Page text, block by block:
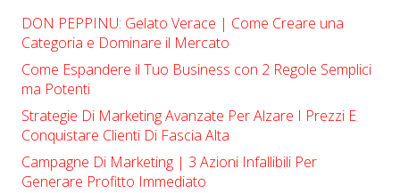
DON PEPPINU: Gelato Verace | Come Creare una
Categoria e Dominare il Mercato
Come Espandere il Tuo Business con 2 Regole Semplici
ma Potenti
Strategie Di Marketing Avanzate Per Alzare I Prezzi E
Conquistare Clienti Di Fascia Alta
Campagne Di Marketing | ​​3 Azioni Infallibili Per
Generare Profitto Immediato